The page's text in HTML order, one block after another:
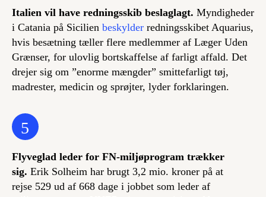
Italien vil have redningsskib beslaglagt. Myndigheder
i Catania på Sicilien beskylder redningsskibet Aquarius,
hvis besætning tæller flere medlemmer af Læger Uden
Grænser, for ulovlig bortskaffelse af farligt affald. Det
drejer sig om ”enorme mængder” smittefarligt tøj,
madrester, medicin og sprøjter, lyder forklaringen.
5
Flyveglad leder for FN-miljøprogram trækker
sig. Erik Solheim har brugt 3,2 mio. kroner på at
rejse 529 ud af 668 dage i jobbet som leder af